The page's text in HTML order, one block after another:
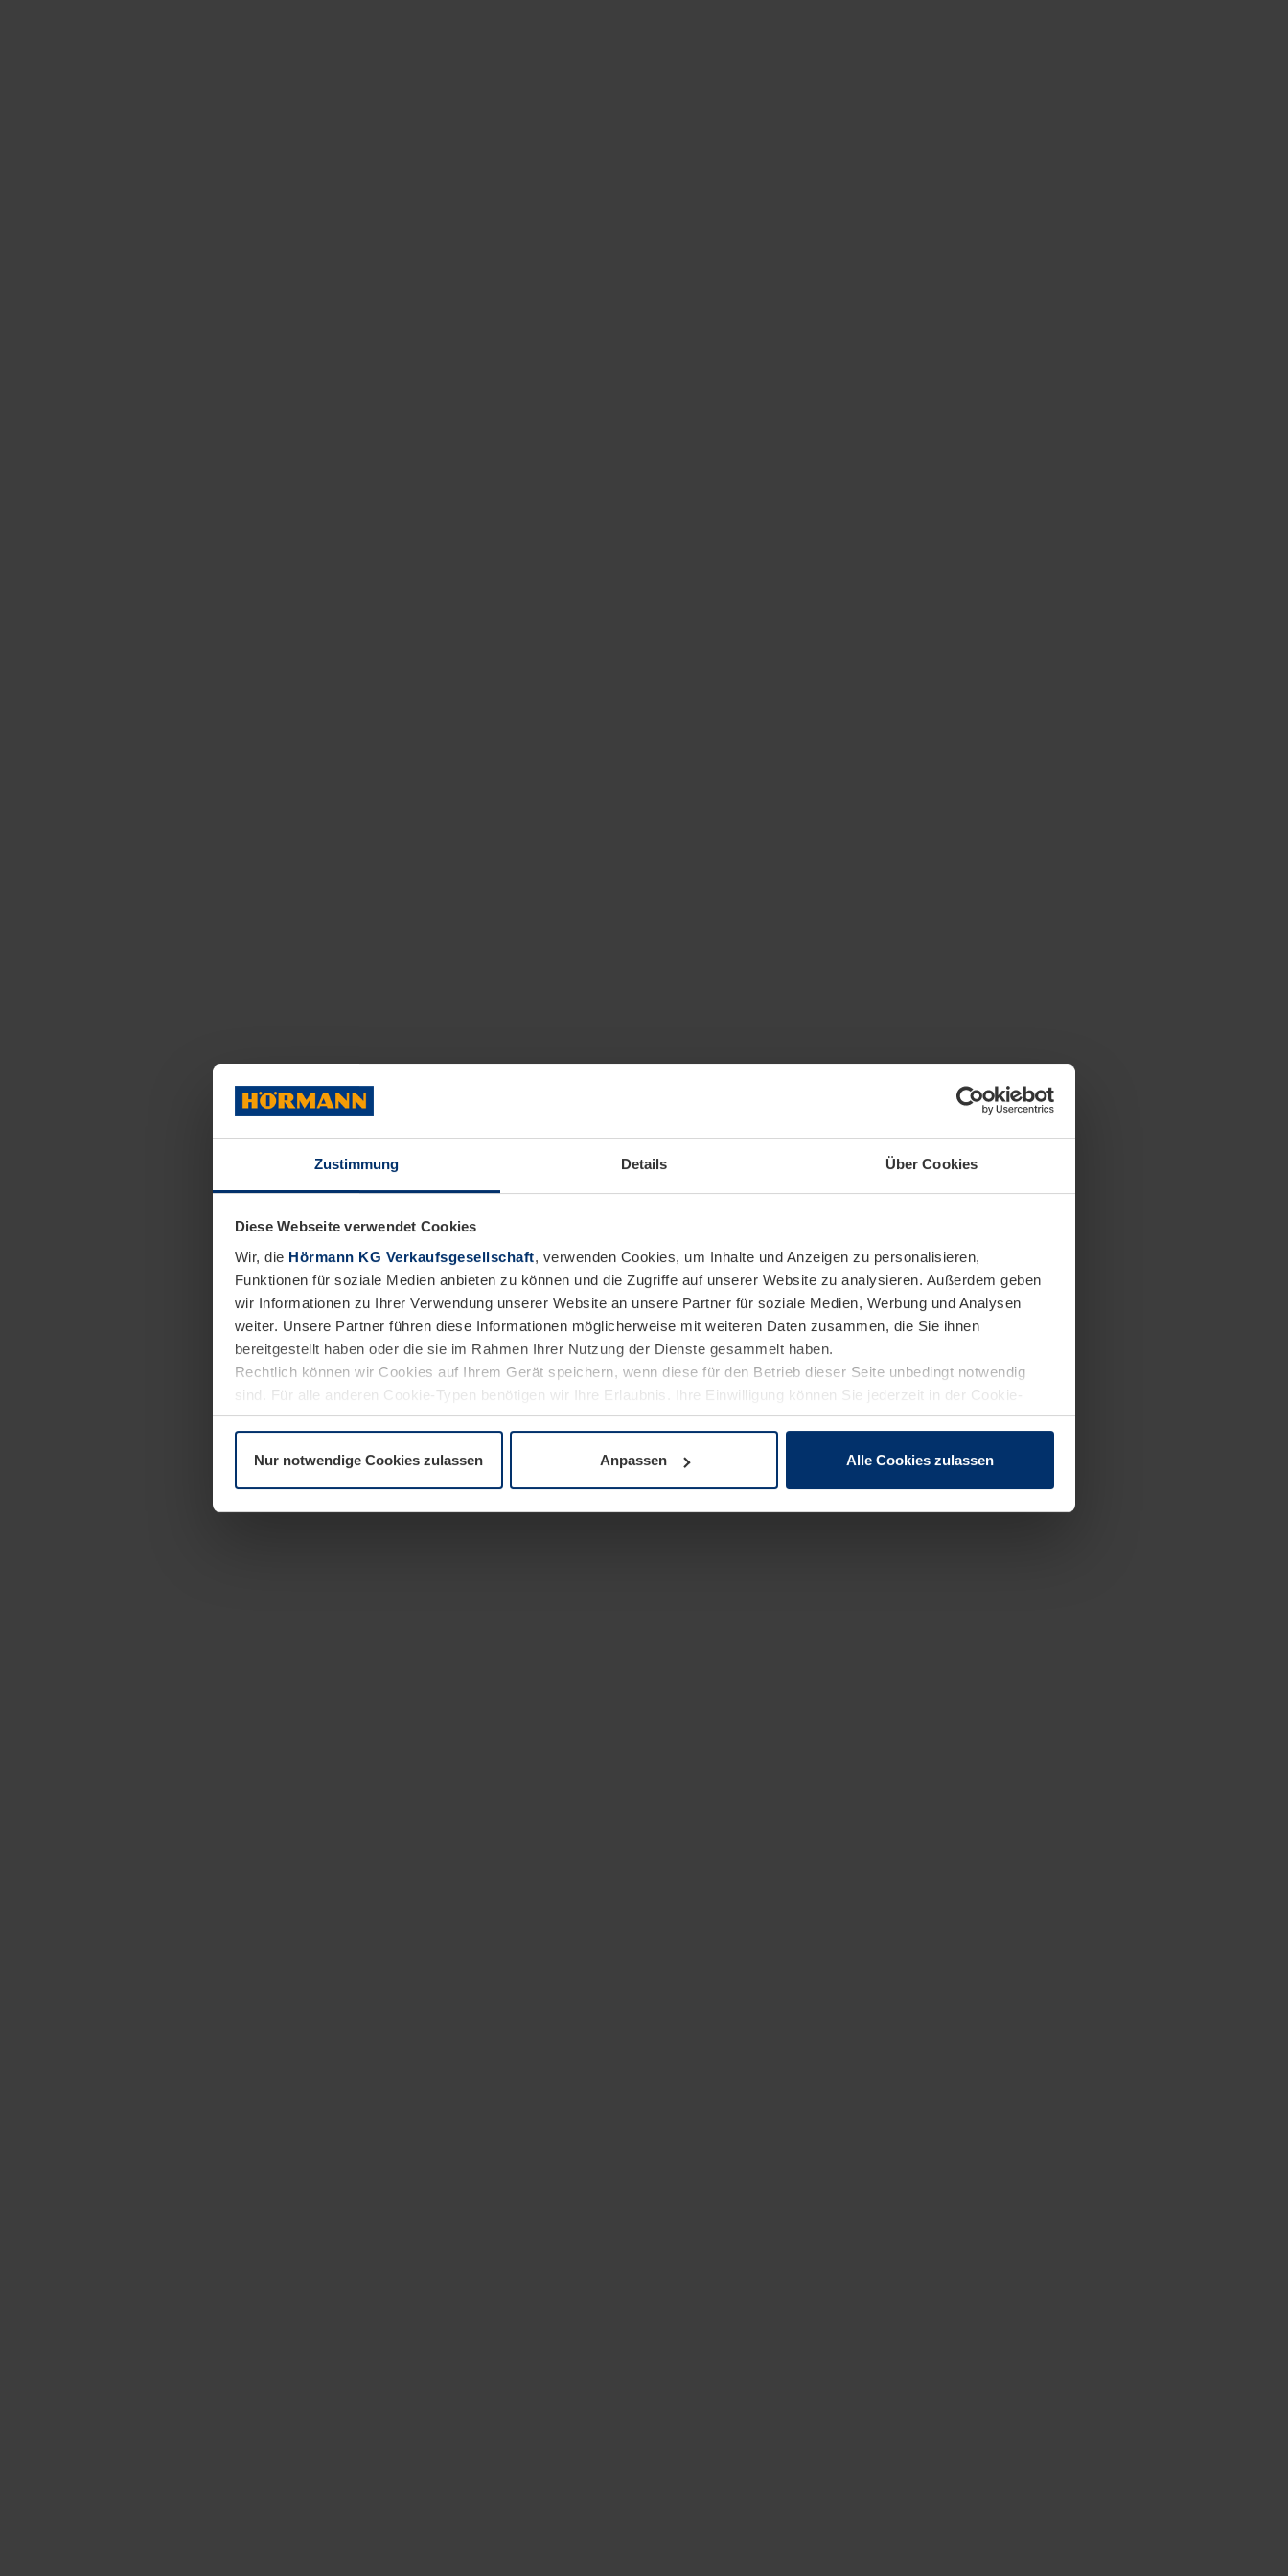
Zustimmung Details Über Cookies
Diese Webseite verwendet Cookies
Wir, die Hörmann KG Verkaufsgesellschaft, verwenden Cookies, um Inhalte und Anzeigen zu personalisieren,
Funktionen für soziale Medien anbieten zu können und die Zugriffe auf unserer Website zu analysieren. Außerdem geben
wir Informationen zu Ihrer Verwendung unserer Website an unsere Partner für soziale Medien, Werbung und Analysen
weiter. Unsere Partner führen diese Informationen möglicherweise mit weiteren Daten zusammen, die Sie ihnen
bereitgestellt haben oder die sie im Rahmen Ihrer Nutzung der Dienste gesammelt haben.
Rechtlich können wir Cookies auf Ihrem Gerät speichern, wenn diese für den Betrieb dieser Seite unbedingt notwendig
sind. Für alle anderen Cookie-Typen benötigen wir Ihre Erlaubnis. Ihre Einwilligung können Sie jederzeit in der Cookie-
Erläuterung auf der SeiteDatenschutzerklärungunserer Website ändern oder widerrufen.
Nur notwendige Cookies zulassen Anpassen Alle Cookies zulassen